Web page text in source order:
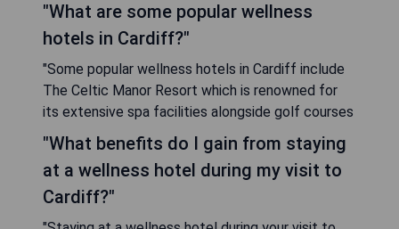
"What are some popular wellness
hotels in Cardiff?"
"Some popular wellness hotels in Cardiff include
The Celtic Manor Resort which is renowned for
its extensive spa facilities alongside golf courses
"What benefits do I gain from staying
at a wellness hotel during my visit to
Cardiff?"